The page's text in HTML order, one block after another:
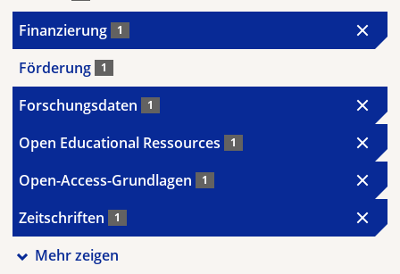
Finanzierung 1
Förderung 1
Forschungsdaten 1
Open Educational Ressources 1
Open-Access-Grundlagen 1
Zeitschriften 1
Mehr zeigen